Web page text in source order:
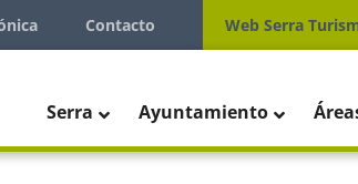
Contacto Web Serra
Serra Ayuntamiento